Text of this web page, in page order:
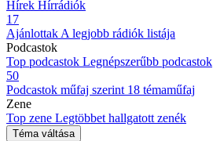
Hírek Hírrádiók
17
Ajánlottak A legjobb rádiók listája
Podcastok
Top podcastok Legnépszerűbb podcastok
50
Podcastok műfaj szerint 18 témaműfaj
Zene
Top zene Legtöbbet hallgatott zenék
Téma váltása